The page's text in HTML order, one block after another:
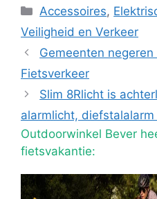
Categorieën
Accessoires,
Veiligheid en Verkeer
Gemeenten
Fietsverkeer
Slim 8Rlicht is
alarmlicht, diefstalalarm
Outdoorwinkel Bever
fietsvakantie: